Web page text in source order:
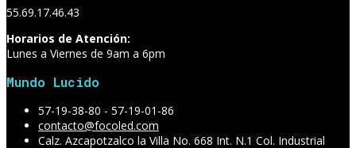
55.69.17.46.43
Horarios de Atención:
Lunes a Viernes de 9am a 6pm
Mundo Lucido
57-19-38-80 - 57-19-01-86
contacto@focoled.com
Calz. Azcapotzalco la Villa No. 668 Int. N.1 Col. Industrial